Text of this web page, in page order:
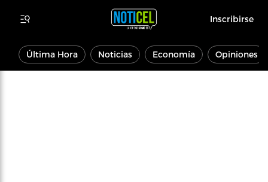
Inscribirse
Última Hora Noticias Economía Opiniones